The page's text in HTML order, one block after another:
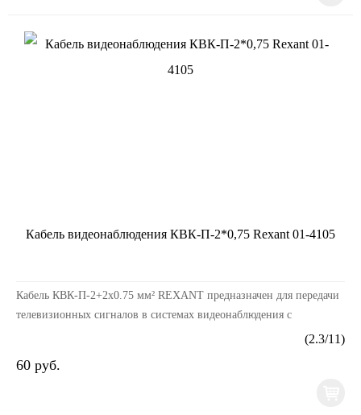
Кабель видеонаблюдения КВК-П-2*0,75 Rexant 01-4105
Кабель КВК-П-2+2х0.75 мм² REXANT предназначен для передачи
телевизионных сигналов в системах видеонаблюдения с
(2.3/11)
60 руб.